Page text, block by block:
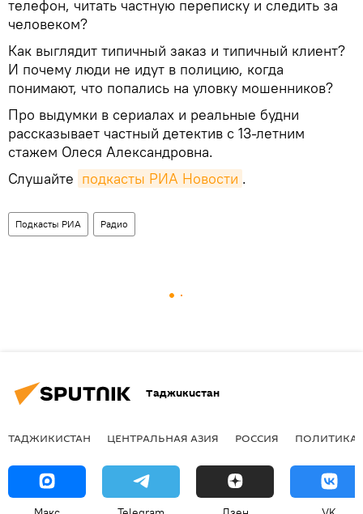
телефон, читать частную переписку и следить за
человеком?
Как выглядит типичный заказ и типичный клиент?
И почему люди не идут в полицию, когда
понимают, что попались на уловку мошенников?
Про выдумки в сериалах и реальные будни
рассказывает частный детектив с 13-летним
стажем Олеся Александровна.
Слушайте подкасты РИА Новости .
Подкасты РИА Радио
Таджикистан
ТАДЖИКИСТАН ЦЕНТРАЛЬНАЯ АЗИЯ РОССИЯ ПОЛИТИКА